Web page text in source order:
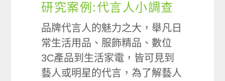
研究案例:代言人小調查
品牌代言人的魅力之大，舉凡日
常生活用品、服飾精品、數位
3C產品到生活家電，皆可見到
藝人或明星的代言，為了解藝人